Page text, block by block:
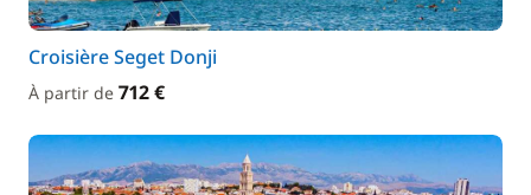
Croisière Seget Donji
À partir de 712 €